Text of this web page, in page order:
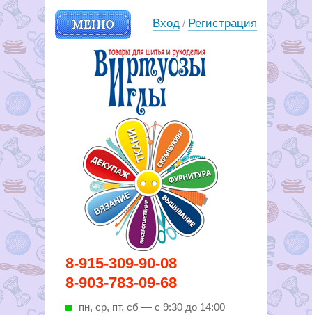
8-915-309-90-08
8-903-783-09-68
пн, ср, пт, cб — с 9:30 до 14:00
МЕНЮ
Вирутозы иглы. Товары для
шитья и рукоделья
Вход / Регистрация